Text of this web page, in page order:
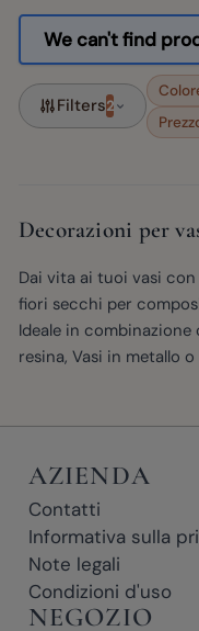
We can't find
Filters2
Decorazioni per
Dai vita ai tuoi vasi
fiori secchi per
Ideale in
resina, Vasi in metallo o
AZIENDA
Contatti
Informativa sulla
Note legali
Condizioni d'uso
NEGOZIO